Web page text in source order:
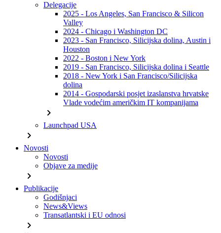
Delegacije
2025 - Los Angeles, San Francisco & Silicon
Valley
2024 - Chicago i Washington DC
2023 - San Francisco, Silicijska dolina, Austin i
Houston
2022 - Boston i New York
2019 - San Francisco, Silicijska dolina i Seattle
2018 - New York i San Francisco/Silicijska
dolina
2014 - Gospodarski posjet izaslanstva hrvatske
Vlade vodećim američkim IT kompanijama
chevron_right
Launchpad USA
chevron_right
Novosti
Novosti
Objave za medije
chevron_right
Publikacije
Godišnjaci
News&Views
Transatlantski i EU odnosi
chevron_right